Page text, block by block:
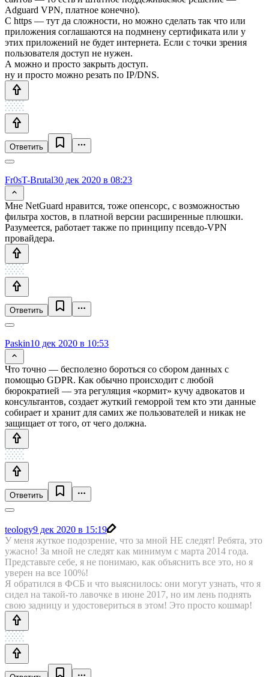
Adguard VPN, платное конечно).
С https — тут да сложности, но можно сделать так что или
приложения соглашаются на подмнену сертификата или у
этих приложений не будет интернета. Если с точки зрения
пользователя доступ не нужен.
А можно и просто закрыть доступ.
ну и просто можно резать по IP/DNS.
Ответить
Fr0sT-Brutal30 дек 2020 в 08:23
Мне NetGuard нравится, тоже опенсорс, с возможностью
фильтра хостов, в платной версии расширенные плюшки.
Разумеется, работает также по принципу псевдо-VPN
провайдера.
Ответить
Paskin10 дек 2020 в 10:53
Что точно — бесполезно бороться со сбором данных с
помощью GDPR. Как обычно происходит с любой
бюрократией — эта регуляция «кормит» кучу адвокатов и
консультантов, создает жуткий геморрой тем кто эти данные
собирает и хранит для самих же пользователей и никак не
защищает от того, от чего должна.
Ответить
teology9 дек 2020 в 15:19
У меня жуткое подозрение, что за мной НЕ следят! Ребята, это
ужасно! За мной не следят как минимум с марта 2014 года.
Представьте себе, я не понимаю, как объяснить все это, но я
уверен на все 100%!
Я обратился в ФСБ и что выяснилось: они могут узнать, что я
сидел на такой-то лавочке в июне 2017, но им лень поднять
свою задницу и удостовериться в этом! Это просто кошмар!